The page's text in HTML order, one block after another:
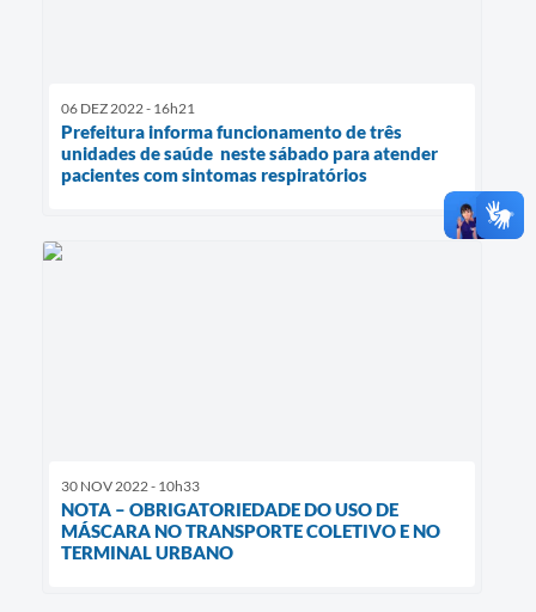
06 DEZ 2022 - 16h21
Prefeitura informa funcionamento de três
unidades de saúde neste sábado para atender
pacientes com sintomas respiratórios
30 NOV 2022 - 10h33
NOTA – OBRIGATORIEDADE DO USO DE
MÁSCARA NO TRANSPORTE COLETIVO E NO
TERMINAL URBANO